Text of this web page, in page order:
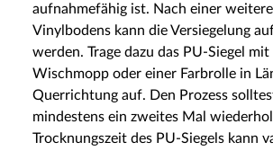
aufnahmefähig ist. Nach einer
Vinylbodens kann die Versiegelung
werden. Trage dazu das PU-Siegel mit
Wischmopp oder einer Farbrolle in
Querrichtung auf. Den Prozess
mindestens ein zweites Mal
Trocknungszeit des PU-Siegels kann